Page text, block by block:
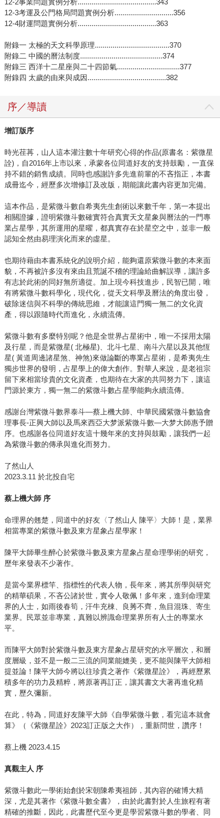
12-2事業問題實例分析........................................343
12-3考運及公門格局問題實例分析..............................356
12-4財運問題實例分析........................................363
附錄一 太極的天文科學原理......................................370
附錄二 中國的曆法制度..........................................374
附錄三 西洋十二星座與二十四節氣................................377
附錄四 太歲的由來與成因........................................382
序／導讀
增訂版序
時光荏苒，山人這本灌注數十年研究心得的作品(原書名：紫微星
詮)，自2016年上市以來，承蒙各位同道好友的支持鼓勵，一直保
持不錯的銷售成績。同時也感謝許多先進前輩的不吝指正，本書
成冊迄今，經歷多次增修訂及改版，期能讓此書內容更加完備。
這本作品，是紫微斗數自希夷先生創術以來數千年，第一本提出
相關證據，證明紫微斗數確實符合真實天文星象與曆法的一門專
業占星學，其所運用的星曜，都真實存在於星空之中，並非一般
認知全然由易理演化而來的虛星。
也期待藉由本書系統化的說明介紹，能夠還原紫微斗數的本來面
貌，不再被許多沒有來由且荒誕不稽的理論給曲解誤導，讓許多
有志於此術的同好無所適從。加上現今科技進步，民智已開，唯
有將紫微斗數科學化，現代化，從天文科學及曆法的角度出發，
破除迷信與不科學的傳統思維，才能讓這門獨一無二的文化資
產，得以跟隨時代而進化，永續流傳。
紫微斗數有多麼特別呢？他是全世界占星術中，唯一不採用太陽
及行星，而是紫微星( 北極星)、北斗七星、南斗六星以及其他恆
星( 黃道周邊諸星煞、神煞)來做論斷的專業占星術，是希夷先生
獨步世界的發明，占星學上的偉大創作。對華人來說，是老祖宗
留下來相當珍貴的文化資產，也期待在大家的共同努力下，讓這
門源於東方，獨一無二的紫微斗數占星學能夠永續流傳。
感謝台灣紫微斗數界泰斗―蔡上機大師、中華民國紫微斗數協會
理事長-正興大師以及馬來西亞大梦派紫微斗數―大梦大師惠予贈
序。也感謝各位同道好友這十幾年來的支持與鼓勵，讓我們一起
為紫微斗數的傳承與進化而努力。
了然山人
2023.3.11 於北投自宅
蔡上機大師 序
命理界的翹楚，同道中的好友〈了然山人 陳平〉大師！是，業界
相當專業的紫微斗數及東方星象占星學家！
陳平大師畢生醉心於紫微斗數及東方星象占星命理學術的研究，
歷年來發表不少著作。
是當今業界標竿、指標性的代表人物，長年來，將其所學與研究
的精華碩果，不吝公諸於世，實令人敬佩！多年來，進到命理業
界的人士，如雨後春筍，汗牛充棟、良莠不齊，魚目混珠、寄生
業界。民眾並非專業，真難以辨識命理業界所有人士的專業水
平。
而陳平大師對於紫微斗數及東方星象占星研究的水平層次，和層
度層級，並不是一般二三流的同業能媲美，更不能與陳平大師相
提並論！陳平大師今將以往珍貴之著作《紫微星詮》，再經歷累
積多年的功力及精粹，將原著再訂正，讓其書文大著再進化精
實，歷久彌新。
在此，特為，同道好友陳平大師《自學紫微斗數，看完這本就會
算》（《紫微星詮》2023訂正版之大作），重新問世，讚序！
蔡上機 2023.4.15
真觀主人 序
紫微斗數此一學術始創於宋朝陳希夷祖師，其內容的確博大精
深，尤是其著作《紫微斗數全書》，由於此書對於人生旅程有著
精確的推斷，因此，此書歷代至今更是學習紫微斗數的學者、同